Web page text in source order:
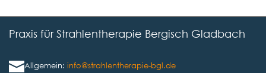
Praxis für Strahlentherapie Bergisch Gladbach
Allgemein: info@strahlentherapie-bgl.de